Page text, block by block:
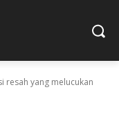
resah yang melucukan